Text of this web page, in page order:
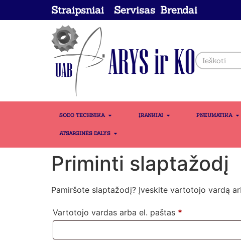
Straipsniai Servisas Brendai
SODO TECHNIKA ĮRANKIAI PNEUMATIKA
ATSARGINĖS DALYS
Priminti slaptažodį
Pamiršote slaptažodį? Įveskite vartotojo vardą
Vartotojo vardas arba el. paštas *